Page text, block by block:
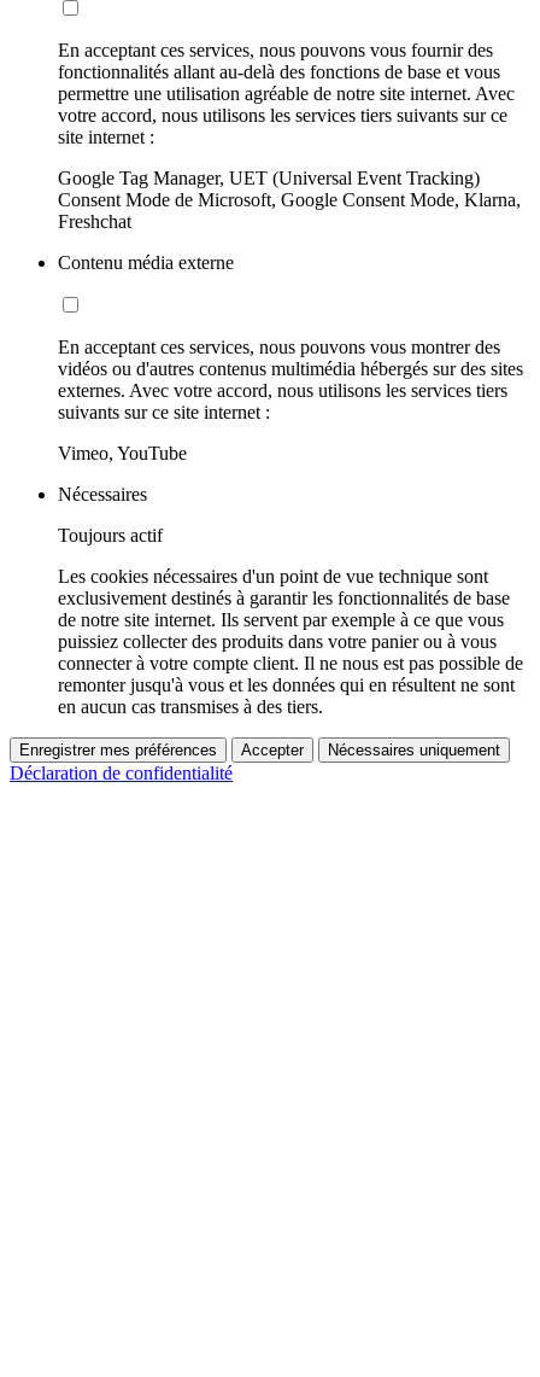
En acceptant ces services, nous pouvons vous fournir des
fonctionnalités allant au-delà des fonctions de base et vous
permettre une utilisation agréable de notre site internet. Avec
votre accord, nous utilisons les services tiers suivants sur ce
site internet :
Google Tag Manager, UET (Universal Event Tracking)
Consent Mode de Microsoft, Google Consent Mode, Klarna,
Freshchat
Contenu média externe
En acceptant ces services, nous pouvons vous montrer des
vidéos ou d'autres contenus multimédia hébergés sur des sites
externes. Avec votre accord, nous utilisons les services tiers
suivants sur ce site internet :
Vimeo, YouTube
Nécessaires
Toujours actif
Les cookies nécessaires d'un point de vue technique sont
exclusivement destinés à garantir les fonctionnalités de base
de notre site internet. Ils servent par exemple à ce que vous
puissiez collecter des produits dans votre panier ou à vous
connecter à votre compte client. Il ne nous est pas possible de
remonter jusqu'à vous et les données qui en résultent ne sont
en aucun cas transmises à des tiers.
Enregistrer mes préférences Accepter Nécessaires uniquement
Déclaration de confidentialité